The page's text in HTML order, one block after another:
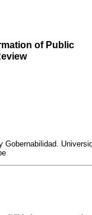
of Public
Gobernabilidad.